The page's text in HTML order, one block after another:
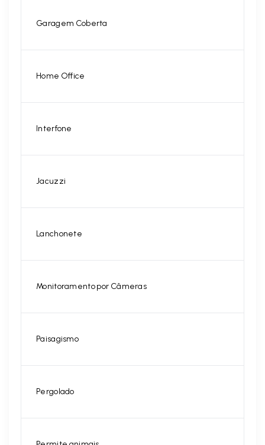
Garagem Coberta
Home Office
Interfone
Jacuzzi
Lanchonete
Monitoramento por Câmeras
Paisagismo
Pergolado